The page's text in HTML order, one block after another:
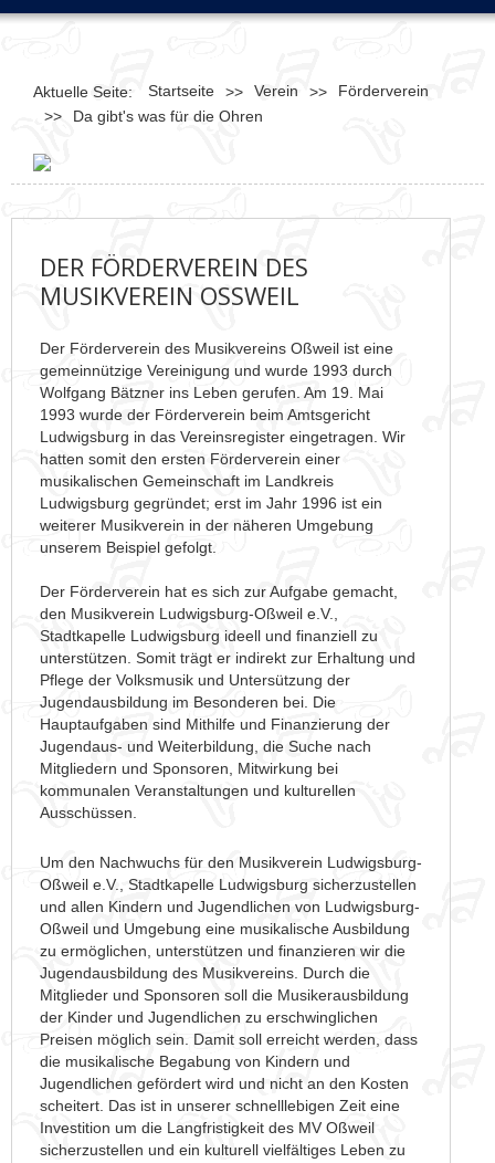
Aktuelle Seite: Startseite >> Verein >>
Förderverein
>>
Da gibt's was für die Ohren
DER FÖRDERVEREIN DES
MUSIKVEREIN OSSWEIL
Der Förderverein des Musikvereins Oßweil ist eine
gemeinnützige Vereinigung und wurde 1993 durch
Wolfgang Bätzner ins Leben gerufen. Am 19. Mai
1993 wurde der Förderverein beim Amtsgericht
Ludwigsburg in das Vereinsregister eingetragen. Wir
hatten somit den ersten Förderverein einer
musikalischen Gemeinschaft im Landkreis
Ludwigsburg gegründet; erst im Jahr 1996 ist ein
weiterer Musikverein in der näheren Umgebung
unserem Beispiel gefolgt.
Der Förderverein hat es sich zur Aufgabe gemacht,
den Musikverein Ludwigsburg-Oßweil e.V.,
Stadtkapelle Ludwigsburg ideell und finanziell zu
unterstützen. Somit trägt er indirekt zur Erhaltung und
Pflege der Volksmusik und Untersützung der
Jugendausbildung im Besonderen bei. Die
Hauptaufgaben sind Mithilfe und Finanzierung der
Jugendaus- und Weiterbildung, die Suche nach
Mitgliedern und Sponsoren, Mitwirkung bei
kommunalen Veranstaltungen und kulturellen
Ausschüssen.
Um den Nachwuchs für den Musikverein Ludwigsburg-
Oßweil e.V., Stadtkapelle Ludwigsburg sicherzustellen
und allen Kindern und Jugendlichen von Ludwigsburg-
Oßweil und Umgebung eine musikalische Ausbildung
zu ermöglichen, unterstützen und finanzieren wir die
Jugendausbildung des Musikvereins. Durch die
Mitglieder und Sponsoren soll die Musikerausbildung
der Kinder und Jugendlichen zu erschwinglichen
Preisen möglich sein. Damit soll erreicht werden, dass
die musikalische Begabung von Kindern und
Jugendlichen gefördert wird und nicht an den Kosten
scheitert. Das ist in unserer schnelllebigen Zeit eine
Investition um die Langfristigkeit des MV Oßweil
sicherzustellen und ein kulturell vielfältiges Leben zu